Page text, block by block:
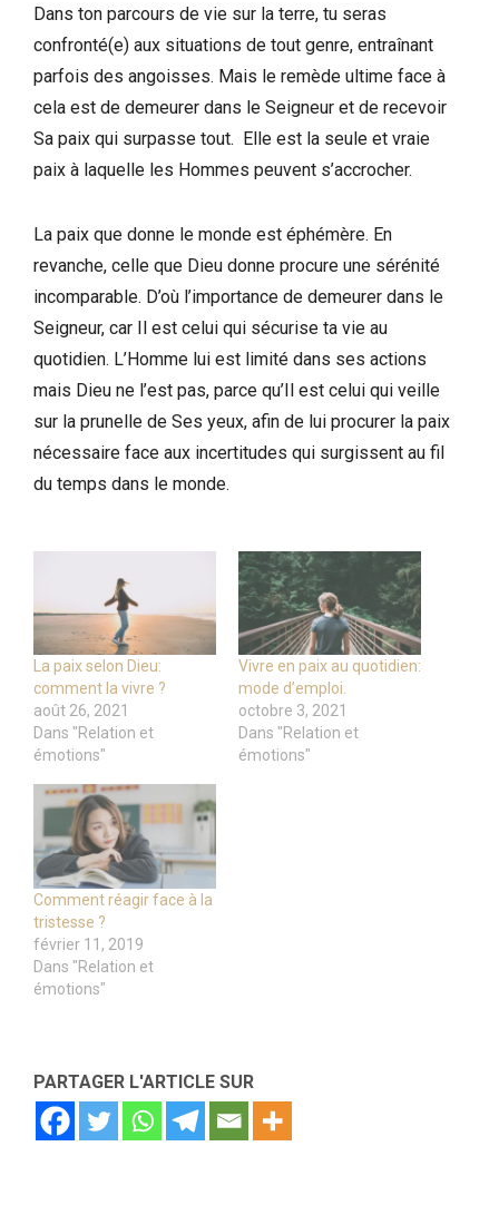
Dans ton parcours de vie sur la terre, tu seras
confronté(e) aux situations de tout genre, entraînant
parfois des angoisses. Mais le remède ultime face à
cela est de demeurer dans le Seigneur et de recevoir
Sa paix qui surpasse tout. Elle est la seule et vraie
paix à laquelle les Hommes peuvent s’accrocher.
La paix que donne le monde est éphémère. En
revanche, celle que Dieu donne procure une sérénité
incomparable. D’où l’importance de demeurer dans le
Seigneur, car Il est celui qui sécurise ta vie au
quotidien. L’Homme lui est limité dans ses actions
mais Dieu ne l’est pas, parce qu’Il est celui qui veille
sur la prunelle de Ses yeux, afin de lui procurer la paix
nécessaire face aux incertitudes qui surgissent au fil
du temps dans le monde.
La paix selon Dieu:
comment la vivre ?
août 26, 2021
Dans "Relation et
émotions"
Vivre en paix au quotidien:
mode d’emploi.
octobre 3, 2021
Dans "Relation et
émotions"
Comment réagir face à la
tristesse ?
février 11, 2019
Dans "Relation et
émotions"
PARTAGER L'ARTICLE SUR